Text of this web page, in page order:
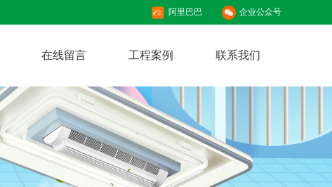
阿里巴巴 企业公众号
在线留言 工程案例 联系我们